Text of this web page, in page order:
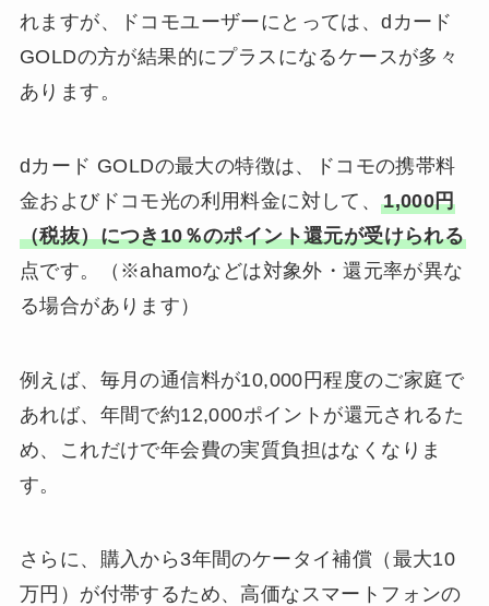
れますが、ドコモユーザーにとっては、dカード
GOLDの方が結果的にプラスになるケースが多々
あります。
dカード GOLDの最大の特徴は、ドコモの携帯料
金およびドコモ光の利用料金に対して、1,000円
（税抜）につき10％のポイント還元が受けられる
点です。（※ahamoなどは対象外・還元率が異な
る場合があります）
例えば、毎月の通信料が10,000円程度のご家庭で
あれば、年間で約12,000ポイントが還元されるた
め、これだけで年会費の実質負担はなくなりま
す。
さらに、購入から3年間のケータイ補償（最大10
万円）が付帯するため、高価なスマートフォンの